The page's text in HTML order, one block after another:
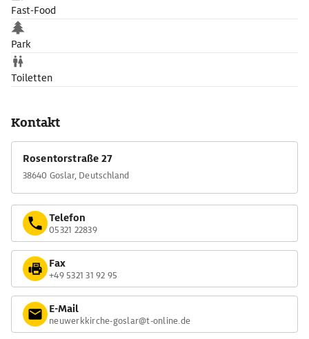
Fast-Food
Park
Toiletten
Kontakt
Rosentorstraße 27
38640 Goslar, Deutschland
Telefon
05321 22839
Fax
+49 5321 31 92 95
E-Mail
neuwerkkirche-goslar@t-online.de